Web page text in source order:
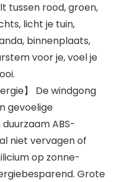
tussen rood, groen,
licht je tuin,
binnenplaats,
voor je, voel je
】 De windgong
gevoelige
ABS-
niet vervagen of
op zonne-
Grote